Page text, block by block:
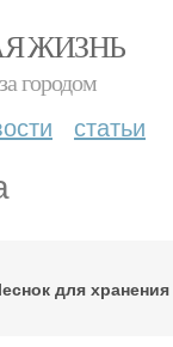
ЖИЗНЬ
городом
статьи
для хранения